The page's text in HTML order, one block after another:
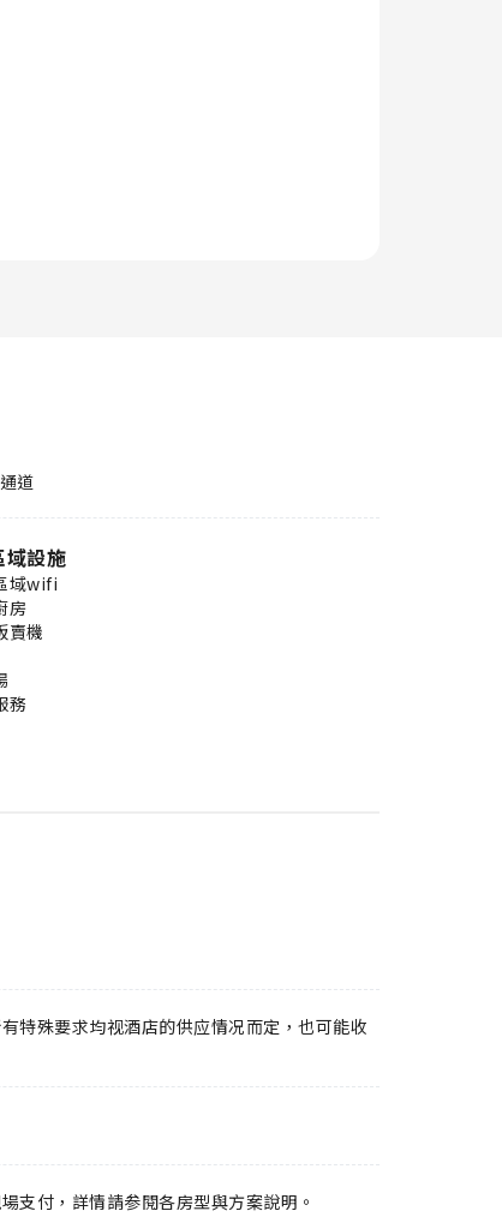
道
域設施
域wifi
房
賣機
務
特殊要求均视酒店的供应情况而定，也可能收
支付，詳情請参閱各房型與方案說明。